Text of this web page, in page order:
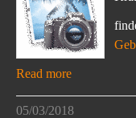
Read more
05/03/2018